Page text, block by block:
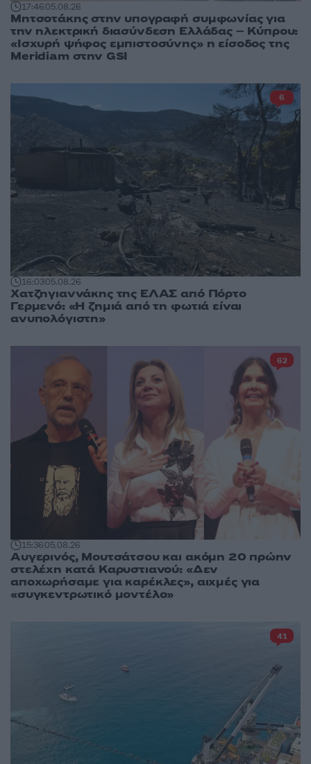
17:4605.08.26
Μητσοτάκης στην υπογραφή συμφωνίας για
την ηλεκτρική διασύνδεση Ελλάδας – Κύπρου:
«Ισχυρή ψήφος εμπιστοσύνης» η είσοδος της
Meridiam στην GSI
16:0305.08.26
Χατζηγιαννάκης της ΕΛΑΣ από Πόρτο
Γερμενό: «Η ζημιά από τη φωτιά είναι
ανυπολόγιστη»
6
15:3605.08.26
Αυγερινός, Μουτσάτσου και ακόμη 20 πρώην
στελέχη κατά Καρυστιανού: «Δεν
αποχωρήσαμε για καρέκλες», αιχμές για
«συγκεντρωτικό μοντέλο»
62
41